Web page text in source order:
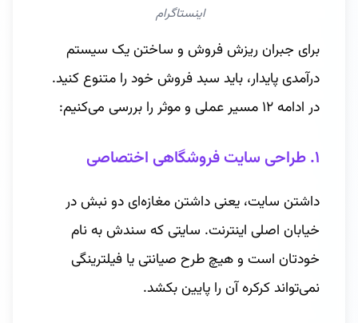
اینستاگرام
برای جبران ریزش فروش و ساختن یک سیستم
درآمدی پایدار، باید سبد فروش خود را متنوع کنید.
در ادامه ۱۲ مسیر عملی و موثر را بررسی می‌کنیم:
۱. طراحی سایت فروشگاهی اختصاصی
داشتن سایت، یعنی داشتن مغازه‌ای دو نبش در
خیابان اصلی اینترنت. سایتی که سندش به نام
خودتان است و هیچ طرح صیانتی یا فیلترینگی
نمی‌تواند کرکره آن را پایین بکشد.